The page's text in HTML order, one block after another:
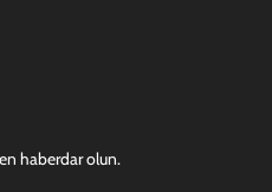
haberdar olun.